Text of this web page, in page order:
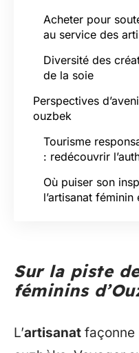
Acheter pour
au service des
Diversité des
de la soie
Perspectives
ouzbek
Tourisme
: redécouvrir
Où puiser son
l’artisanat
Sur la piste
féminins
L’artisanat façonne